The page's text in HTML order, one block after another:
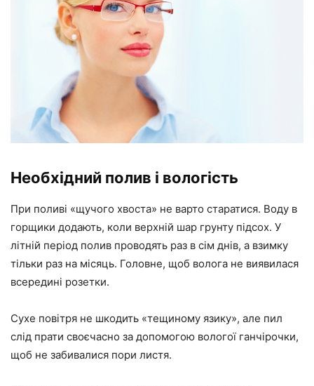
Необхідний полив і вологість
При поливі «щучого хвоста» не варто старатися. Воду в
горщики додають, коли верхній шар грунту підсох. У
літній період полив проводять раз в сім днів, а взимку
тільки раз на місяць. Головне, щоб волога не виявилася
всередині розетки.
Сухе повітря не шкодить «тещиному язику», але пил
слід прати своєчасно за допомогою вологої ганчірочки,
щоб не забивалися пори листя.